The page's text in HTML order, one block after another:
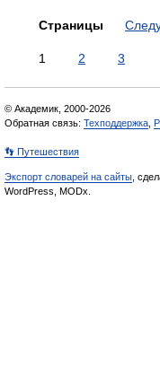
Страницы
1 2 3
© Академик, 2000-2026
Обратная связь: Техподдержка
👣 Путешествия
Экспорт словарей на сайты ,
WordPress, MODx.